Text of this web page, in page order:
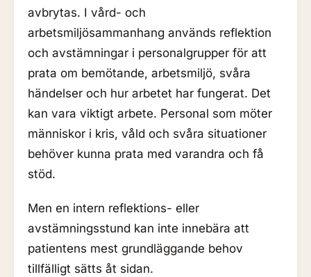
avbrytas. I vård- och
arbetsmiljösammanhang används reflektion
och avstämningar i personalgrupper för att
prata om bemötande, arbetsmiljö, svåra
händelser och hur arbetet har fungerat. Det
kan vara viktigt arbete. Personal som möter
människor i kris, våld och svåra situationer
behöver kunna prata med varandra och få
stöd.
Men en intern reflektions- eller
avstämningsstund kan inte innebära att
patientens mest grundläggande behov
tillfälligt sätts åt sidan.